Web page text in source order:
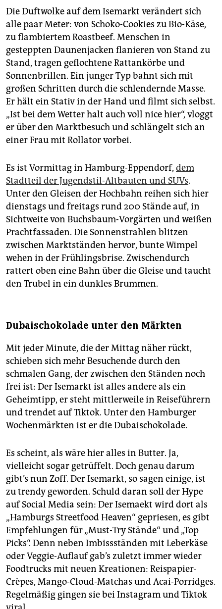
abo
genossenschaft
epaper login
Die Duftwolke auf dem Isemarkt verändert sich
alle paar Meter: von Schoko-Cookies zu Bio-Käse,
zu flambiertem Roastbeef. Menschen in
gesteppten Daunenjacken flanieren von Stand zu
Stand, tragen geflochtene Rattan­körbe und
Sonnenbrillen. Ein junger Typ bahnt sich mit
großen Schritten durch die schlendernde Masse.
Er hält ein Stativ in der Hand und filmt sich selbst.
„Ist bei dem Wetter halt auch voll nice hier“, vloggt
er über den Marktbesuch und schlängelt sich an
einer Frau mit Rollator vorbei.
Es ist Vormittag in Hamburg-Eppendorf, dem
Stadtteil der Jugendstil-Altbauten und SUVs.
Unter den Gleisen der Hochbahn reihen sich hier
dienstags und freitags rund 200 Stände auf, in
Sichtweite von Buchsbaum-Vorgärten und weißen
Prachtfassaden. Die Sonnenstrahlen blitzen
zwischen Marktständen hervor, bunte Wimpel
wehen in der Frühlingsbrise. Zwischendurch
rattert oben eine Bahn über die Gleise und taucht
den Trubel in ein dunkles Brummen.
Dubaischokolade unter den Märkten
Mit jeder Minute, die der Mittag näher rückt,
schieben sich mehr Besuchende durch den
schmalen Gang, der zwischen den Ständen noch
frei ist: Der Isemarkt ist alles andere als ein
Geheimtipp, er steht mittlerweile in Reiseführern
und trendet auf Tiktok. Unter den Hamburger
Wochenmärkten ist er die Dubaischokolade.
Es scheint, als wäre hier alles in Butter. Ja,
vielleicht sogar getrüffelt. Doch genau darum
gibt’s nun Zoff. Der Isemarkt, so sagen einige, ist
zu trendy geworden. Schuld daran soll der Hype
auf Social Media sein: Der Isemaekt wird dort als
„Hamburgs Streetfood Heaven“ gepriesen, es gibt
Empfehlungen für „Must-Try Stände“ und „Top
Picks“. Denn neben Imbissständen mit Leberkäse
oder Veggie-Auflauf gab’s zuletzt immer wieder
Foodtrucks mit neuen Kreationen: Reispapier-
Crèpes, Mango-Cloud-Matchas und Acai-Porridges.
Regelmäßig gingen sie bei Instagram und Tiktok